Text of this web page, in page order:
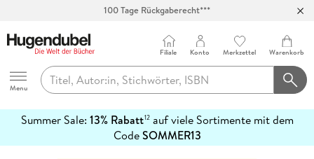
100 Tage Rückgaberecht***
Hugendubel
Menu
Filiale Konto Merkzettel Warenkorb
Summer Sale: 13% Rabatt12auf viele Sortimente mit dem
CodeSOMMER13
erfahren